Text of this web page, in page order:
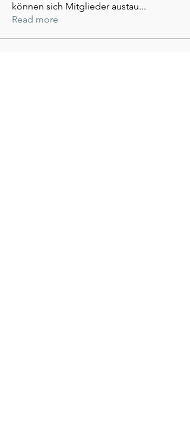
können sich Mitglieder austau...
Read more